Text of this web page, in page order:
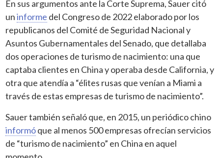
En sus argumentos ante la Corte Suprema, Sauer citó
uninforme del Congreso de 2022 elaborado por los
republicanos del Comité de Seguridad Nacional y
Asuntos Gubernamentales del Senado, que detallaba
dos operaciones de turismo de nacimiento: una que
captaba clientes en China y operaba desde California, y
otra que atendía a “élites rusas que venían a Miami a
través de estas empresas de turismo de nacimiento”.
Sauer también señaló que, en 2015, un periódico chino
informóque al menos 500 empresas ofrecían servicios
de “turismo de nacimiento” en China en aquel